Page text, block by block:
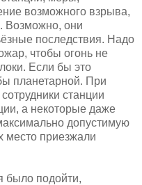
возможного взрыва,
Возможно, они
последствия. Надо
чтобы огонь не
Если бы это
планетарной. При
станции
а некоторые даже
допустимую
место приезжали
было подойти,